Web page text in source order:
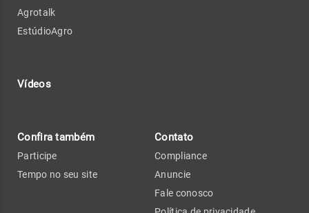
Agrotalk
EstúdioAgro
Vídeos
Confira também
Participe
Tempo no seu site
Contato
Compliance
Anuncie
Fale conosco